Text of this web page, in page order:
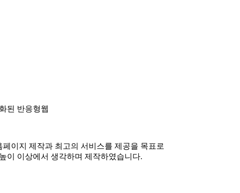
된 반응형웹
이지 제작과 최고의 서비스를 제공을 목표로
이 이상에서 생각하며 제작하였습니다.